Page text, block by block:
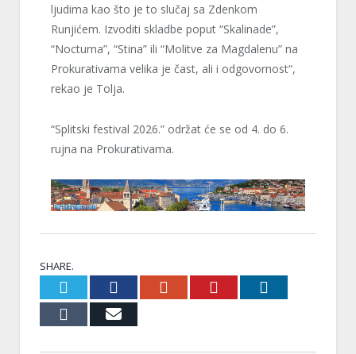
ljudima kao što je to slučaj sa Zdenkom
Runjićem. Izvoditi skladbe poput “Skalinade”,
“Nocturna”, “Stina” ili “Molitve za Magdalenu” na
Prokurativama velika je čast, ali i odgovornost“,
rekao je Tolja.
“Splitski festival 2026.” održat će se od 4. do 6.
rujna na Prokurativama.
SHARE.
TwitterFacebookGoogle+Pinterest
TumblrEmail